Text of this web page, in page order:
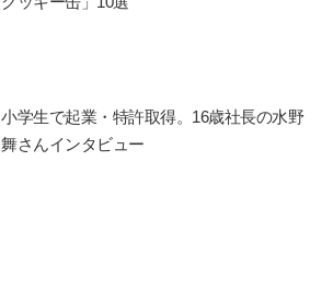
小学生で起業・特許取得。16歳社長の水野
舞さんインタビュー